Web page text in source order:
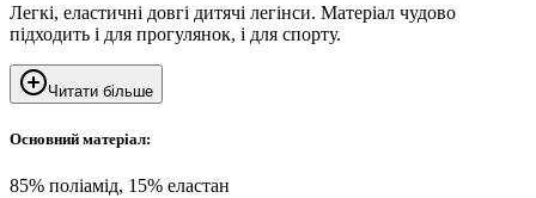
Легкі, еластичні довгі дитячі легінси. Матеріал чудово
підходить і для прогулянок, і для спорту.
Читати більше
Основний матеріал:
85% поліамід, 15% еластан